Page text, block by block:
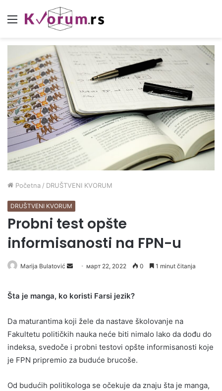
Meni
Početna / DRUŠTVENI KVORUM
DRUŠTVENI KVORUM
Probni test opšte
informisanosti na FPN-u
Marija Bulatović
Send март 22, 2022 0 1 minut čitanja
Šta je manga, ko koristi Farsi jezik?
Da maturantima koji žele da nastave školovanje na
Fakultetu političkih nauka neće biti nimalo lako da dođu do
indeksa, svedoče i probni testovi opšte informisanosti koje
je FPN pripremio za buduće brucoše.
Od budućih politikologa se očekuje da znaju šta je manga,